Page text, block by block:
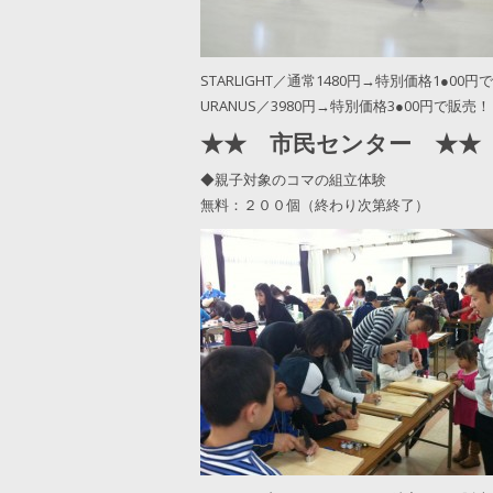
STARLIGHT／通常1480円→特別価格1●00円
URANUS／3980円→特別価格3●00円で販売！
★★ 市民センター ★★
◆親子対象のコマの組立体験
無料：２００個（終わり次第終了）